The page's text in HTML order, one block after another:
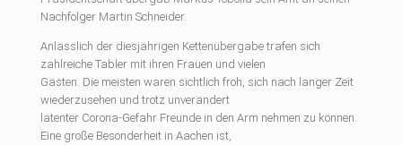
Nachfolger Martin Schneider.
Anlässlich der diesjährigen Kettenübergabe trafen sich
zahlreiche Tabler mit ihren Frauen und vielen
Gästen. Die meisten waren sichtlich froh, sich nach langer Zeit
wiederzusehen und trotz unverändert
latenter Corona-Gefahr Freunde in den Arm nehmen zu können.
Eine große Besonderheit in Aachen ist,